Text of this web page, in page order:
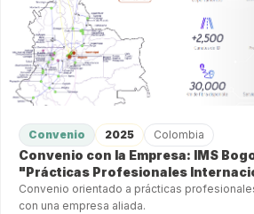
Convenio 2025 Colombia
Convenio con la Empresa: IMS
"Prácticas Profesionales
Convenio orientado a prácticas
con una empresa aliada.